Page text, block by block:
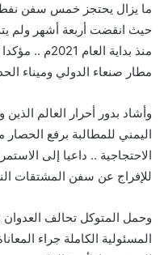
ما يزال يحتجز خمس سفن
حيث انقضت أربعة أشهر ولم
منذ بداية
مطار صنعاء الدولي وميناء
وأشاد بدور أحرار العالم
اليمني للمطالبة برفع
الاحتجاجية .. داعيا إلى
للإفراج عن سفن المشتقات
وحمل المتوكل تحالف العدوان
المسئولية الكاملة جراء